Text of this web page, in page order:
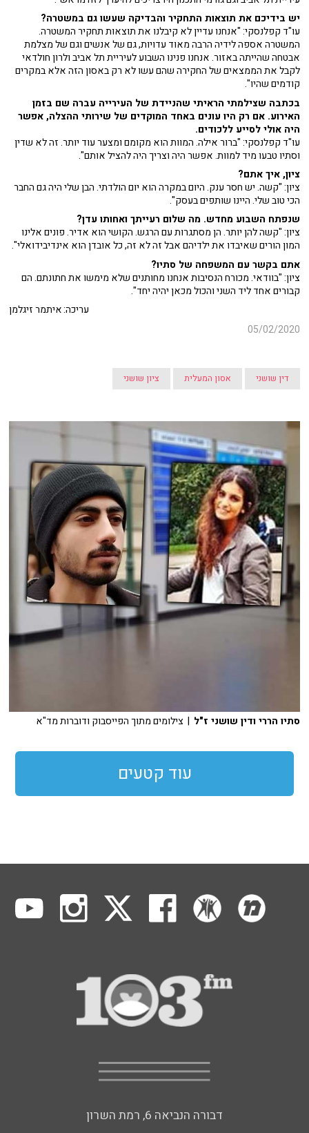
יש בידיכם את תוצאות התחקיר והבדיקה שעשו גם במשטרה?
עו"ד קפלנסקי: "אנחנו עדיין לא קיבלנו את תוצאות תחקיר המשטרה.
המשטרה אספה לידיה הרבה מאוד עדויות, גם של אנשים וגם של מצלמת
אבטחה שהייתה באזור. אנחנו פנינו השבוע לעיריית תל אביב ולרון חולדאי
לקבל את הממצאים של החקירה שהם עשו לא רק באסון הזה אלא במקרים
קודמים שהיו".
בכתבה שצילמתי הראיתי שהניידת של העירייה עברה שם בזמן
האירוע. אם רק היו עונים באחד המוקדים של שירותי ההצלה, אפשר
היה אולי לסייע ללכודים.
עו"ד קפלנסקי:"ברור אילה. המוות הוא מקומם ומצער עוד יותר. זה לא שדין
וסתיו טבעו מיד למוות. אפשר היה וצריך היה להציל אותם".
ציון, איך אתם?
ציון: "קשה. יש חסר ענק. היום במקרה הוא יום הולדתי. הבן שלי היה גם החבר
הכי טוב שלי. היינו שותפים בעסק".
שנפתח השבוע מחדש. מה שלום רעייתך ואחותו עדן?
ציון: "קשה להן יותר. הן מסתגרות עם הרגש. הקושי הוא אדיר. פונים אלינו
המון הורים שאיבדו את ילדיהם אבל זה לא זה, כל אובדן הוא אינדיבידואלי".
אתם בקשר עם המשפחה של סתיו?
ציון: "בוודאי. מכורח הנסיבות אנחנו מחותנים שלא מימשו את חתונתם. הם
קבורים אחד ליד השני והכול מכאן יהיה יחד".
עריכה: איתמר זיגלמן
05/02/2020
דין שושני אסון המעלית ציון שושני
סתיו הררי ודין שושני ז"ל | צילומים מתוך הפייסבוק ודוברות מד"א
עוד קטעים
דבורה הנביאה 6, רמת השרון